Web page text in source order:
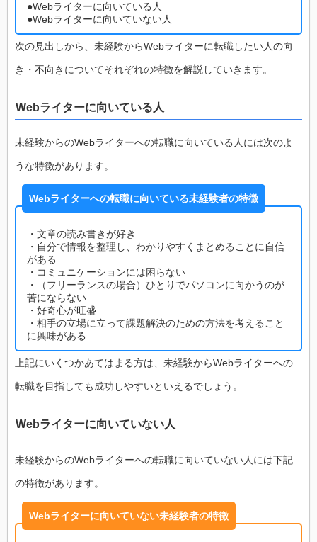
●Webライターに向いている人
●Webライターに向いていない人
次の見出しから、未経験からWebライターに転職したい人の向
き・不向きについてそれぞれの特徴を解説していきます。
Webライターに向いている人
未経験からのWebライターへの転職に向いている人には次のよ
うな特徴があります。
Webライターへの転職に向いている未経験者の特徴
・文章の読み書きが好き
・自分で情報を整理し、わかりやすくまとめることに自信
がある
・コミュニケーションには困らない
・（フリーランスの場合）ひとりでパソコンに向かうのが
苦にならない
・好奇心が旺盛
・相手の立場に立って課題解決のための方法を考えること
に興味がある
上記にいくつかあてはまる方は、未経験からWebライターへの
転職を目指しても成功しやすいといえるでしょう。
Webライターに向いていない人
未経験からのWebライターへの転職に向いていない人には下記
の特徴があります。
Webライターに向いていない未経験者の特徴